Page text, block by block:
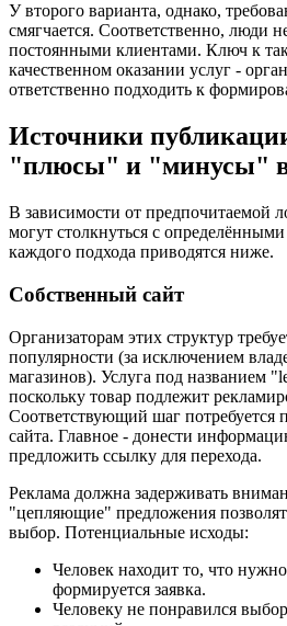
У второго варианта, однако,
смягчается. Соответственно, люди
постоянными клиентами. Ключ к
качественном оказании услуг -
ответственно подходить к
Источники
"плюсы" и "минусы" в
В зависимости от предпочитаемой
могут столкнуться с
каждого подхода приводятся ниже.
Собственный сайт
Организаторам этих структур
популярности (за исключением
магазинов). Услуга под названием
поскольку товар подлежит
Соответствующий шаг потребуется
сайта. Главное - донести
предложить ссылку для перехода.
Реклама должна задерживать
"цепляющие" предложения
выбор. Потенциальные исходы:
Человек находит то, что
формируется заявка.
Человеку не понравился